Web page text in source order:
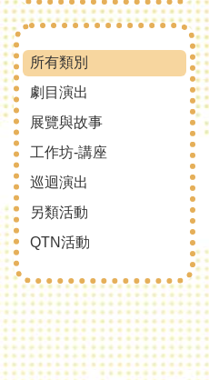
所有類別
劇目演出
展覽與故事
工作坊-講座
巡迴演出
另類活動
QTN活動